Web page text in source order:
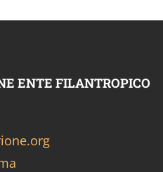
ENTE FILANTROPICO